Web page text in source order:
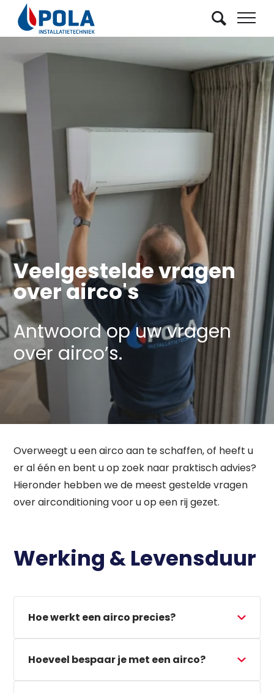
Veelgestelde vragen
over airco's
Antwoord op uw vragen
over airco’s.
Overweegt u een airco aan te schaffen, of heeft u
er al één en bent u op zoek naar praktisch advies?
Hieronder hebben we de meest gestelde vragen
over airconditioning voor u op een rij gezet.
Werking & Levensduur
Hoe werkt een airco precies?
Hoeveel bespaar je met een airco?